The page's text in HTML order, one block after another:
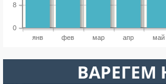
янв фев мар апр май
0
8
ВАРЕГЕМ